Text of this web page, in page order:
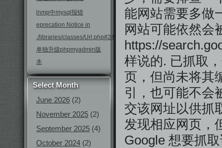
lnmp中mysql报错
eprecation Notice in
./libraries/classes/Url.php#246
单独升级phpmyadmin版
本
Select Month
June 2026 (2)
November 2025 (2)
September 2025 (4)
October 2024 (2)
能网站需要多做
网站可能依然会
https://
样说的. 已抓取
页，但尚未将其
引，也可能不会
交该网址以供抓
发现相应网页，
Google 想要抓